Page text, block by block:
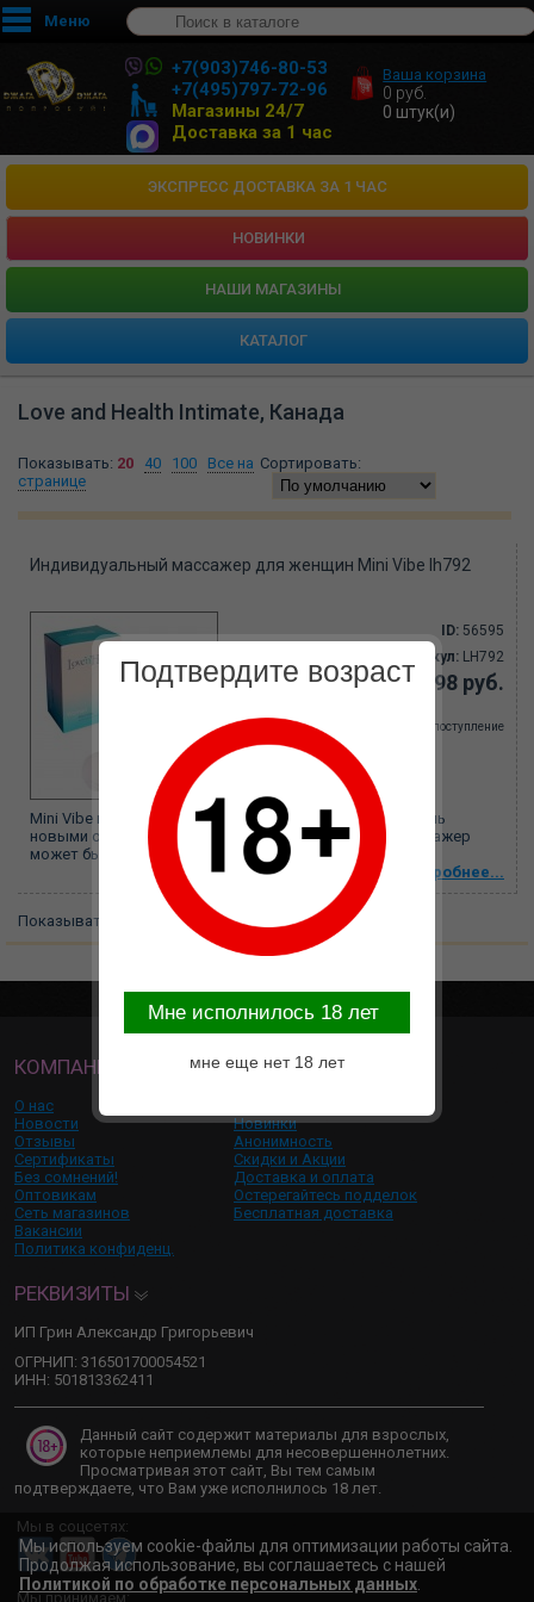
Меню
+7(903)746-80-53
+7(495)797-72-96
Магазины 24/7
Доставка за 1 час
Ваша корзина
0 руб.
0 штук(и)
ЭКСПРЕСС ДОСТАВКА ЗА 1 ЧАС
НОВИНКИ
HАШИ МАГАЗИНЫ
КАТАЛОГ
Love and Health Intimate, Канада
Показывать: 20 40 100
Все на
странице
Сортировать:
Индивидуальный массажер для женщин Mini Vibe lh792
ID: 56595
Артикул: LH792
798 руб.
Ожидается поступление
Mini Vibe поможет Вам наполнить свою интимную жизнь
новыми ощущениями и лучше познать свое тело. Массажер
может быть использован для внешнего...
Подробнее...
Показывать: 100 Все на странице
КОМПАНИЯ
О нас
Новости
Отзывы
Сертификаты
Без сомнений!
Оптовикам
Сеть магазинов
Вакансии
Политика конфиденц.
ИНФОРМАЦИЯ
Новинки
Анонимность
Скидки и Акции
Доставка и оплата
Остерегайтесь подделок
Бесплатная доставка
РЕКВИЗИТЫ
ИП Грин Александр Григорьевич
ОГРНИП: 316501700054521
ИНН: 501813362411
Данный сайт содержит материалы для взрослых,
которые неприемлемы для несовершеннолетних.
Просматривая этот сайт, Вы тем самым
подтверждаете, что Вам уже исполнилось 18 лет.
Мы в соцсетях:
Мы принимаем:
Мы используем cookie-файлы для оптимизации работы сайта.
Продолжая использование, вы соглашаетесь с нашей
Политикой по обработке персональных данных
Подтвердите возраст
Mне исполнилось 18 лет
мне еще нет 18 лет